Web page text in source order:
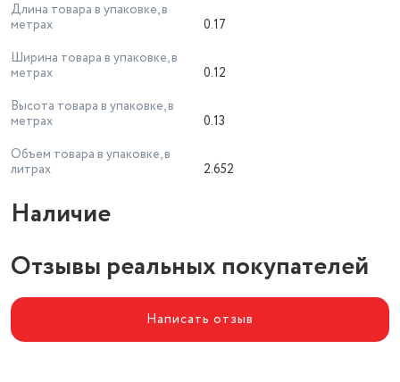
Длина товара в упаковке, в
метрах
0.17
Ширина товара в упаковке, в
метрах
0.12
Высота товара в упаковке, в
метрах
0.13
Объем товара в упаковке, в
литрах
2.652
Наличие
Отзывы реальных покупателей
Написать отзыв